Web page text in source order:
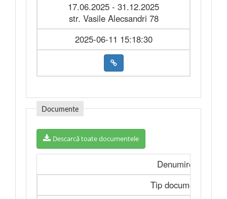
17.06.2025 - 31.12.2025
str. Vasile Alecsandri 78
2025-06-11 15:18:30
Documente
Descarcă toate documentele
Denumire
Tip document